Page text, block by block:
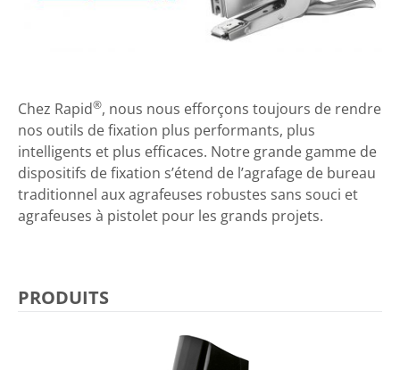
Chez Rapid®, nous nous efforçons toujours de rendre
nos outils de fixation plus performants, plus
intelligents et plus efficaces. Notre grande gamme de
dispositifs de fixation s’étend de l’agrafage de bureau
traditionnel aux agrafeuses robustes sans souci et
agrafeuses à pistolet pour les grands projets.
PRODUITS